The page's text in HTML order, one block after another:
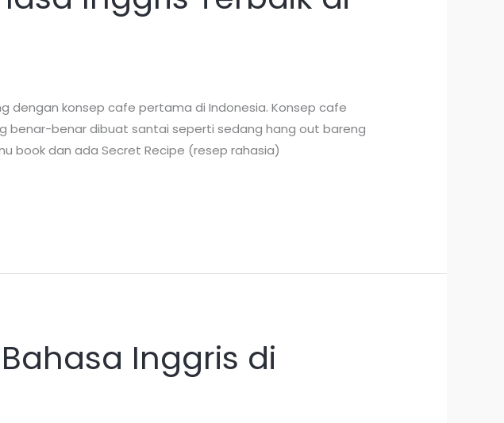
dengan konsep cafe pertama di Indonesia. Konsep cafe
benar-benar dibuat santai seperti sedang hang out bareng
book dan ada Secret Recipe (resep rahasia)
Inggris di